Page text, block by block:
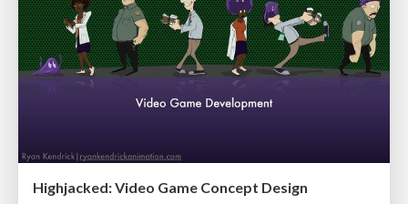
Highjacked: Video Game Concept Design